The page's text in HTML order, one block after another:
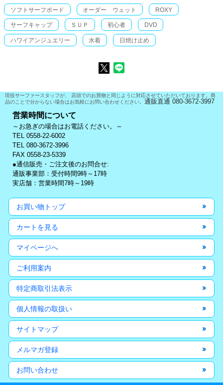
ソフトサーフボード オーダー ウェット ROXY
サーフキャップ ＳＵＰ 初心者 DVD
ハワイアンジュエリー 水着 日焼け止め
現役サーファースタッフが、 店頭でのお買物と同じように対応させていただいております。商
品のことで分からない場合はお気軽にお問い合わせください。 通販直通 080-3672-3997
営業時間について
～お急ぎの場合はお電話ください。～
TEL 0558-22-6002
TEL 080-3672-3996
FAX 0558-23-5339
●通信販売・ご注文後のお問合せ:
通販事業部：受付時間9時～17時
実店舗：営業時間7時～19時
お買い物トップ
カートを見る
マイページへ
ご利用案内
特定商取引法表示
個人情報の取扱い
サイトマップ
メルマガ登録
お問い合わせ